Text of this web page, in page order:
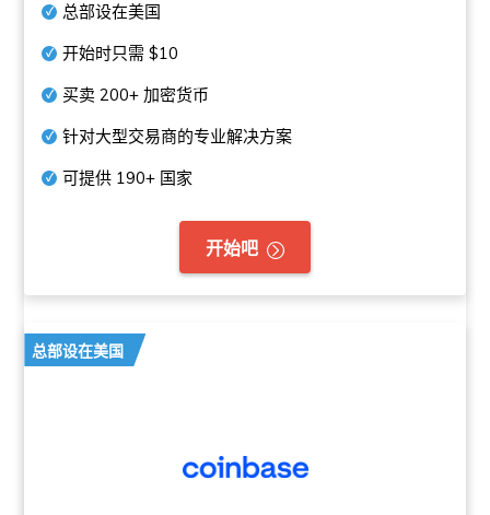
总部设在美国
开始时只需$10
买卖200+ 加密货币
针对大型交易商的专业解决方案
可提供 190+ 国家
开始吧
总部设在美国